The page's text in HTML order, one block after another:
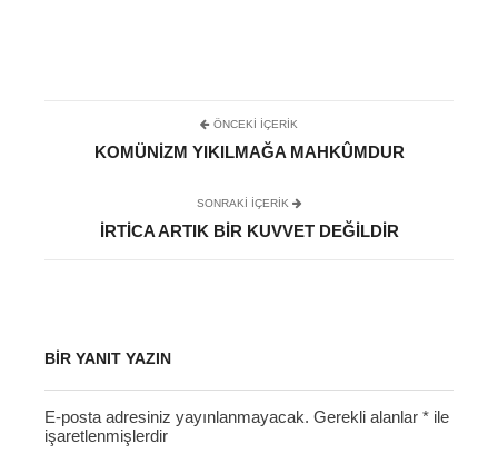
ÖNCEKI İÇERIK
KOMÜNIZM YIKILMAĞA MAHKÛMDUR
SONRAKI IÇERIK
İRTICA ARTIK BIR KUVVET DEĞILDIR
BIR YANIT YAZIN
E-posta adresiniz yayınlanmayacak. Gerekli alanlar * ile
işaretlenmişlerdir